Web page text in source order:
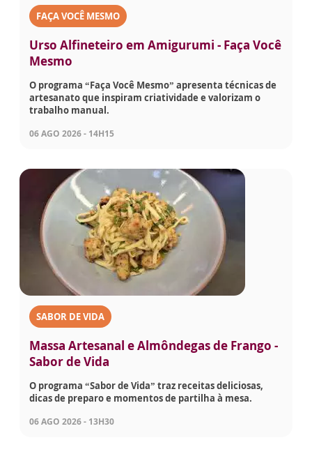
FAÇA VOCÊ MESMO
Urso Alfineteiro em Amigurumi - Faça Você
Mesmo
O programa “Faça Você Mesmo” apresenta técnicas de
artesanato que inspiram criatividade e valorizam o
trabalho manual.
06 AGO 2026 - 14H15
SABOR DE VIDA
Massa Artesanal e Almôndegas de Frango -
Sabor de Vida
O programa “Sabor de Vida” traz receitas deliciosas,
dicas de preparo e momentos de partilha à mesa.
06 AGO 2026 - 13H30